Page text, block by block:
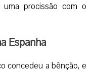
procissão com o
Espanha
concedeu a bênção, e